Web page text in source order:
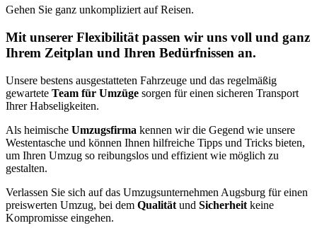
Gehen Sie ganz unkompliziert auf Reisen.
Mit unserer Flexibilität passen wir uns voll und ganz
Ihrem Zeitplan und Ihren Bedürfnissen an.
Unsere bestens ausgestatteten Fahrzeuge und das regelmäßig
gewartete Team für Umzüge sorgen für einen sicheren Transport
Ihrer Habseligkeiten.
Als heimische Umzugsfirma kennen wir die Gegend wie unsere
Westentasche und können Ihnen hilfreiche Tipps und Tricks bieten,
um Ihren Umzug so reibungslos und effizient wie möglich zu
gestalten.
Verlassen Sie sich auf das Umzugsunternehmen Augsburg für einen
preiswerten Umzug, bei dem Qualität und Sicherheit keine
Kompromisse eingehen.